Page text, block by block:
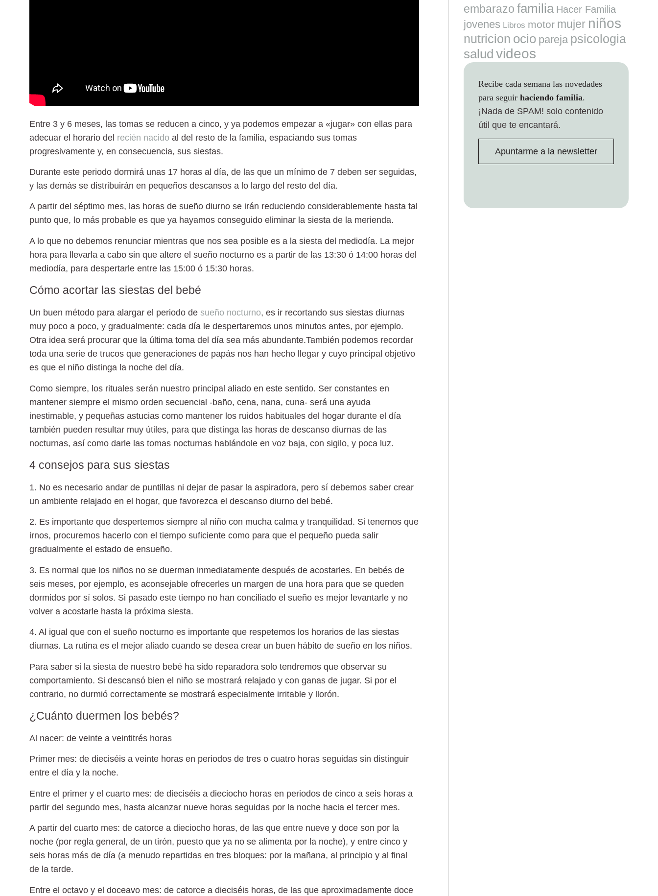
Entre 3 y 6 meses, las tomas se reducen a cinco, y ya podemos empezar a «jugar» con ellas para
adecuar el horario del recién nacido al del resto de la familia, espaciando sus tomas
progresivamente y, en consecuencia, sus siestas.
Durante este periodo dormirá unas 17 horas al día, de las que un mínimo de 7 deben ser seguidas,
y las demás se distribuirán en pequeños descansos a lo largo del resto del día.
A partir del séptimo mes, las horas de sueño diurno se irán reduciendo considerablemente hasta tal
punto que, lo más probable es que ya hayamos conseguido eliminar la siesta de la merienda.
A lo que no debemos renunciar mientras que nos sea posible es a la siesta del mediodía. La mejor
hora para llevarla a cabo sin que altere el sueño nocturno es a partir de las 13:30 ó 14:00 horas del
mediodía, para despertarle entre las 15:00 ó 15:30 horas.
Cómo acortar las siestas del bebé
Un buen método para alargar el periodo de sueño nocturno, es ir recortando sus siestas diurnas
muy poco a poco, y gradualmente: cada día le despertaremos unos minutos antes, por ejemplo.
Otra idea será procurar que la última toma del día sea más abundante.También podemos recordar
toda una serie de trucos que generaciones de papás nos han hecho llegar y cuyo principal objetivo
es que el niño distinga la noche del día.
Como siempre, los rituales serán nuestro principal aliado en este sentido. Ser constantes en
mantener siempre el mismo orden secuencial -baño, cena, nana, cuna- será una ayuda
inestimable, y pequeñas astucias como mantener los ruidos habituales del hogar durante el día
también pueden resultar muy útiles, para que distinga las horas de descanso diurnas de las
nocturnas, así como darle las tomas nocturnas hablándole en voz baja, con sigilo, y poca luz.
4 consejos para sus siestas
1. No es necesario andar de puntillas ni dejar de pasar la aspiradora, pero sí debemos saber crear
un ambiente relajado en el hogar, que favorezca el descanso diurno del bebé.
2. Es importante que despertemos siempre al niño con mucha calma y tranquilidad. Si tenemos que
irnos, procuremos hacerlo con el tiempo suficiente como para que el pequeño pueda salir
gradualmente el estado de ensueño.
3. Es normal que los niños no se duerman inmediatamente después de acostarles. En bebés de
seis meses, por ejemplo, es aconsejable ofrecerles un margen de una hora para que se queden
dormidos por sí solos. Si pasado este tiempo no han conciliado el sueño es mejor levantarle y no
volver a acostarle hasta la próxima siesta.
4. Al igual que con el sueño nocturno es importante que respetemos los horarios de las siestas
diurnas. La rutina es el mejor aliado cuando se desea crear un buen hábito de sueño en los niños.
Para saber si la siesta de nuestro bebé ha sido reparadora solo tendremos que observar su
comportamiento. Si descansó bien el niño se mostrará relajado y con ganas de jugar. Si por el
contrario, no durmió correctamente se mostrará especialmente irritable y llorón.
¿Cuánto duermen los bebés?
Al nacer: de veinte a veintitrés horas
Primer mes: de dieciséis a veinte horas en periodos de tres o cuatro horas seguidas sin distinguir
entre el día y la noche.
Entre el primer y el cuarto mes: de dieciséis a dieciocho horas en periodos de cinco a seis horas a
partir del segundo mes, hasta alcanzar nueve horas seguidas por la noche hacia el tercer mes.
A partir del cuarto mes: de catorce a dieciocho horas, de las que entre nueve y doce son por la
noche (por regla general, de un tirón, puesto que ya no se alimenta por la noche), y entre cinco y
seis horas más de día (a menudo repartidas en tres bloques: por la mañana, al principio y al final
de la tarde.
Entre el octavo y el doceavo mes: de catorce a dieciséis horas, de las que aproximadamente doce
embarazo familia Hacer Familia
jovenes Libros motor mujer niños
nutricion ocio pareja psicologia
salud videos
Recibe cada semana las novedades
para seguir haciendo familia.
¡Nada de SPAM! solo contenido
útil que te encantará.
Apuntarme a la newsletter